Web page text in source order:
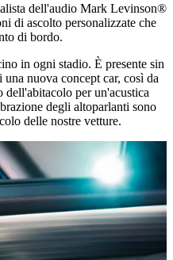
dell'audio Mark Levinson®
di ascolto personalizzate che
di bordo.
in ogni stadio. È presente sin
nuova concept car, così da
dell'abitacolo per un'acustica
degli altoparlanti sono
delle nostre vetture.